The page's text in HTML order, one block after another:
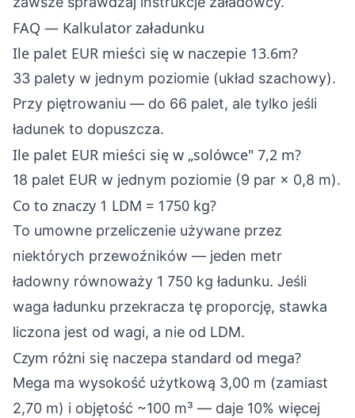
FAQ — Kalkulator załadunku
Ile palet EUR mieści się w naczepie 13.6m?
33 palety w jednym poziomie (układ szachowy).
Przy piętrowaniu — do 66 palet, ale tylko jeśli
ładunek to dopuszcza.
Ile palet EUR mieści się w „solówce" 7,2 m?
18 palet EUR w jednym poziomie (9 par × 0,8 m).
Co to znaczy 1 LDM = 1750 kg?
To umowne przeliczenie używane przez
niektórych przewoźników — jeden metr
ładowny równoważy 1 750 kg ładunku. Jeśli
waga ładunku przekracza tę proporcję, stawka
liczona jest od wagi, a nie od LDM.
Czym różni się naczepa standard od mega?
Mega ma wysokość użytkową 3,00 m (zamiast
2,70 m) i objętość ~100 m³ — daje 10% więcej